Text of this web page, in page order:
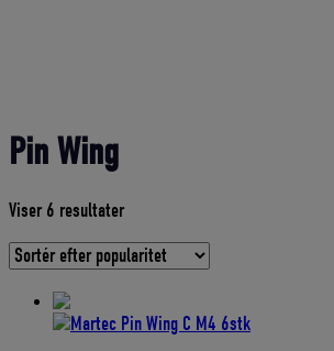
Pin Wing
Viser 6 resultaterSorteret
gennemsnitlig